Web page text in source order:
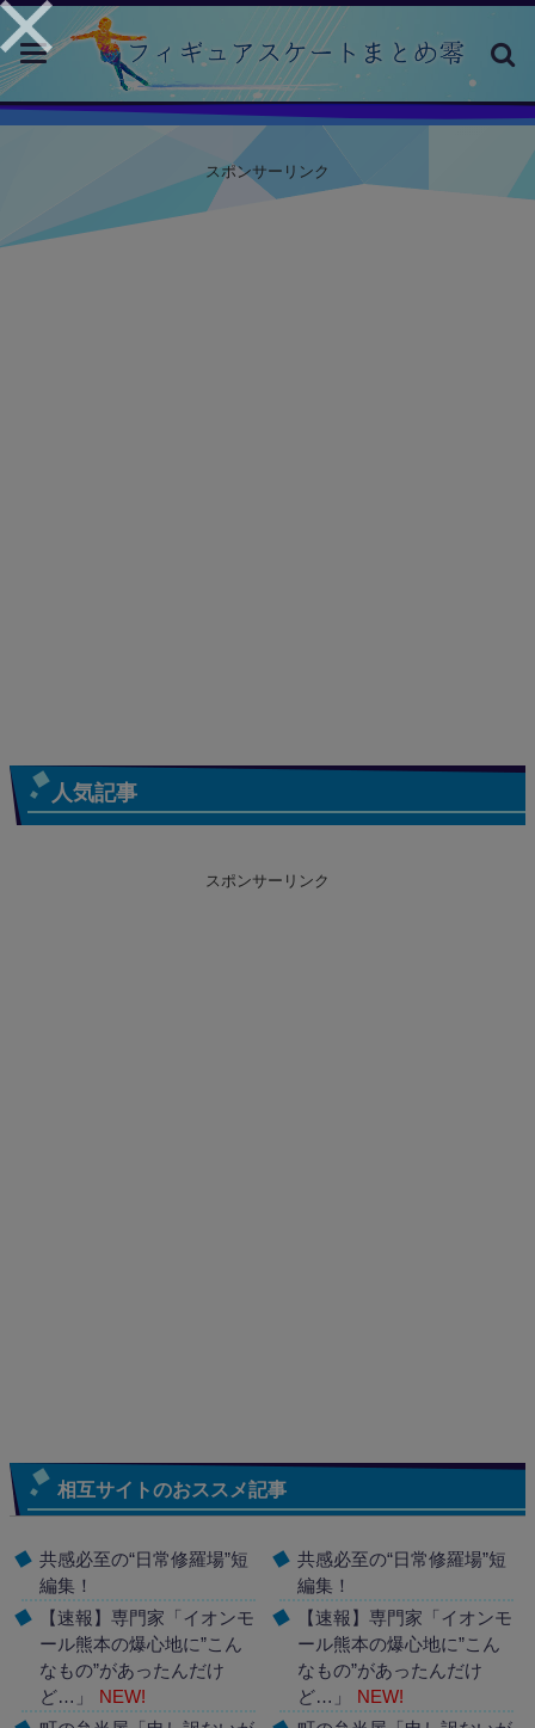
toggle
navigation
スポンサーリンク
人気記事
スポンサーリンク
相互サイトのおススメ記事
共感必至の“日常修羅場”短
編集！
【速報】専門家「イオンモ
ール熊本の爆心地に”こん
なもの”があったんだけ
ど…」
NEW!
共感必至の“日常修羅場”短
編集！
【速報】専門家「イオンモ
ール熊本の爆心地に”こん
なもの”があったんだけ
ど…」
NEW!